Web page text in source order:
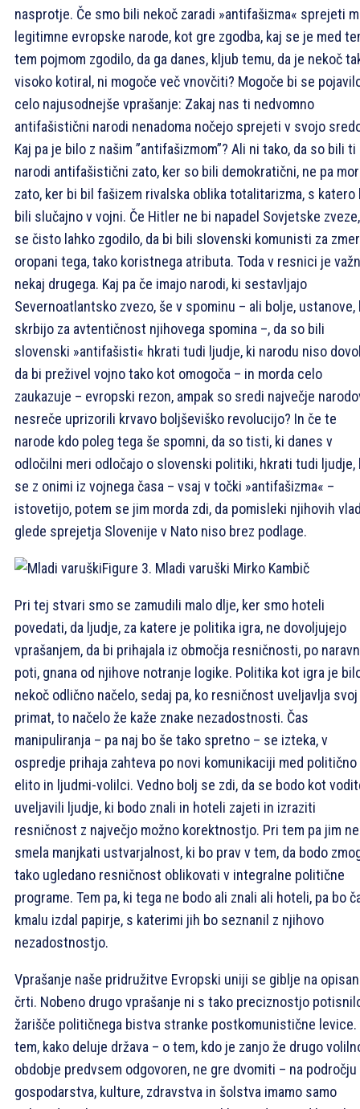
nasprotje. Če smo bili nekoč zaradi »antifašizma« sprejeti
legitimne evropske narode, kot gre zgodba, kaj se je med
tem pojmom zgodilo, da ga danes, kljub temu, da je nekoč
visoko kotiral, ni mogoče več vnovčiti? Mogoče bi se
celo najusodnejše vprašanje: Zakaj nas ti nedvomno
antifašistični narodi nenadoma nočejo sprejeti v svojo
Kaj pa je bilo z našim ”antifašizmom”? Ali ni tako, da so bili ti
narodi antifašistični zato, ker so bili demokratični, ne pa
zato, ker bi bil fašizem rivalska oblika totalitarizma, s katero
bili slučajno v vojni. Če Hitler ne bi napadel Sovjetske
se čisto lahko zgodilo, da bi bili slovenski komunisti za
oropani tega, tako koristnega atributa. Toda v resnici je
nekaj drugega. Kaj pa če imajo narodi, ki sestavljajo
Severnoatlantsko zvezo, še v spominu – ali bolje, ustanove,
skrbijo za avtentičnost njihovega spomina –, da so bili
slovenski »antifašisti« hkrati tudi ljudje, ki narodu niso
da bi preživel vojno tako kot omogoča – in morda celo
zaukazuje – evropski rezon, ampak so sredi največje
nesreče uprizorili krvavo boljševiško revolucijo? In če te
narode kdo poleg tega še spomni, da so tisti, ki danes v
odločilni meri odločajo o slovenski politiki, hkrati tudi ljudje,
se z onimi iz vojnega časa – vsaj v točki »antifašizma« –
istovetijo, potem se jim morda zdi, da pomisleki njihovih
glede sprejetja Slovenije v Nato niso brez podlage.
Figure 3. Mladi varuški Mirko Kambič
Pri tej stvari smo se zamudili malo dlje, ker smo hoteli
povedati, da ljudje, za katere je politika igra, ne dovoljujejo
vprašanjem, da bi prihajala iz območja resničnosti, po
poti, gnana od njihove notranje logike. Politika kot igra je
nekoč odlično načelo, sedaj pa, ko resničnost uveljavlja svoj
primat, to načelo že kaže znake nezadostnosti. Čas
manipuliranja – pa naj bo še tako spretno – se izteka, v
ospredje prihaja zahteva po novi komunikaciji med politično
elito in ljudmi-volilci. Vedno bolj se zdi, da se bodo kot
uveljavili ljudje, ki bodo znali in hoteli zajeti in izraziti
resničnost z največjo možno korektnostjo. Pri tem pa jim
smela manjkati ustvarjalnost, ki bo prav v tem, da bodo
tako ugledano resničnost oblikovati v integralne politične
programe. Tem pa, ki tega ne bodo ali znali ali hoteli, pa bo
kmalu izdal papirje, s katerimi jih bo seznanil z njihovo
nezadostnostjo.
Vprašanje naše pridružitve Evropski uniji se giblje na
črti. Nobeno drugo vprašanje ni s tako preciznostjo
žarišče političnega bistva stranke postkomunistične levice.
tem, kako deluje država – o tem, kdo je zanjo že drugo
obdobje predvsem odgovoren, ne gre dvomiti – na področju
gospodarstva, kulture, zdravstva in šolstva imamo samo